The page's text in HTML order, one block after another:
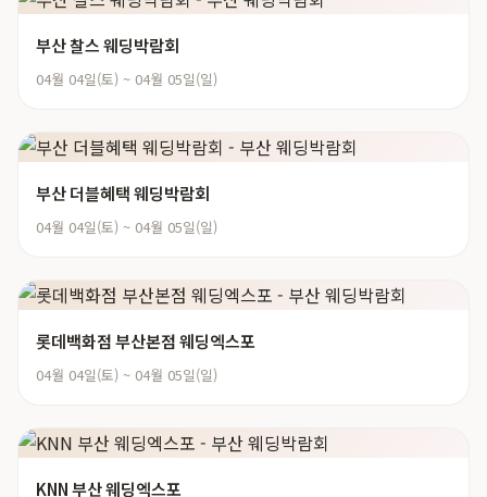
부산 찰스 웨딩박람회
04월 04일(토) ~ 04월 05일(일)
부산 더블혜택 웨딩박람회
04월 04일(토) ~ 04월 05일(일)
롯데백화점 부산본점 웨딩엑스포
04월 04일(토) ~ 04월 05일(일)
KNN 부산 웨딩엑스포